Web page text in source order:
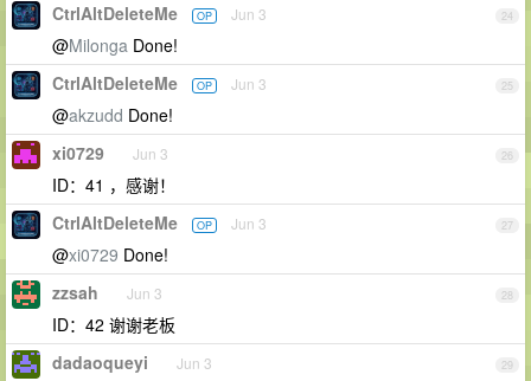
24
CtrlAltDeleteMe OP Jun 3
@Milonga Done!
25
CtrlAltDeleteMe OP Jun 3
@akzudd Done!
26
xi0729 Jun 3
ID：41 ，感谢！
27
CtrlAltDeleteMe OP Jun 3
@xi0729 Done!
28
zzsah Jun 3
ID：42 谢谢老板
29
dadaoqueyi Jun 3